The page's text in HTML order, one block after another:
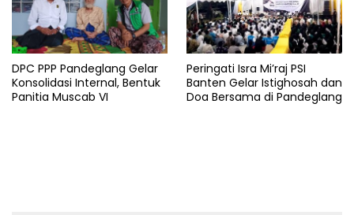
DPC PPP Pandeglang Gelar
Konsolidasi Internal, Bentuk
Panitia Muscab VI
Peringati Isra Mi’raj PSI
Banten Gelar Istighosah dan
Doa Bersama di Pandeglang